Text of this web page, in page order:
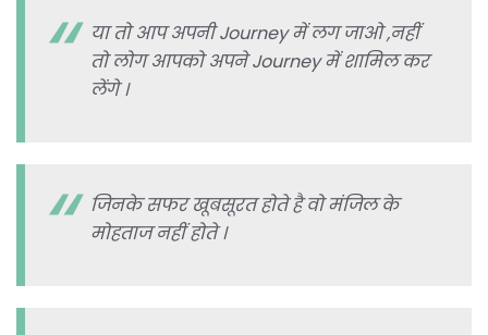
या तो आप अपनी Journey में लग जाओ ,नहीं
तो लोग आपको अपने Journey में शामिल कर
लेंगे ।
जिनके सफर खूबसूरत होते है वो मंजिल के
मोहताज नहीं होते ।